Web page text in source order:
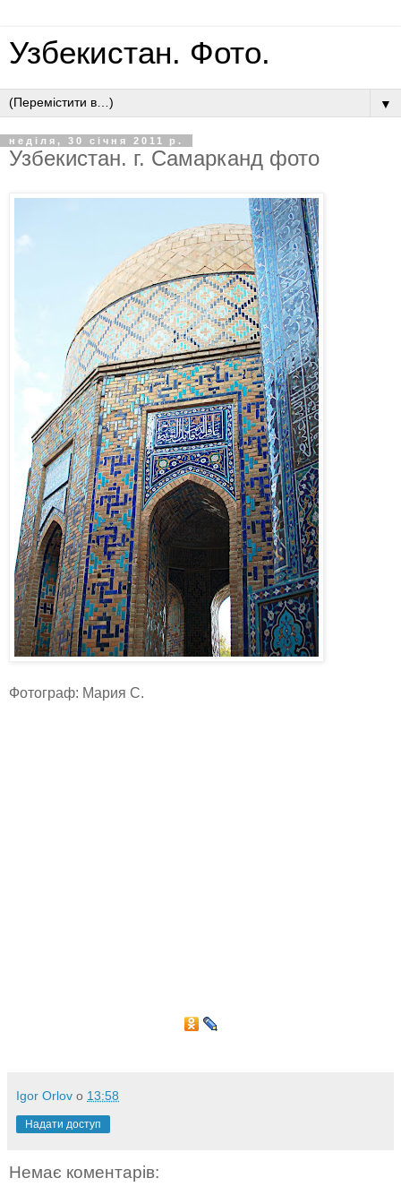
Узбекистан. Фото.
▼
неділя, 30 січня 2011 р.
Узбекистан. г. Самарканд фото
Фотограф: Мария С.
Igor Orlov о 13:58
Надати доступ
Немає коментарів: